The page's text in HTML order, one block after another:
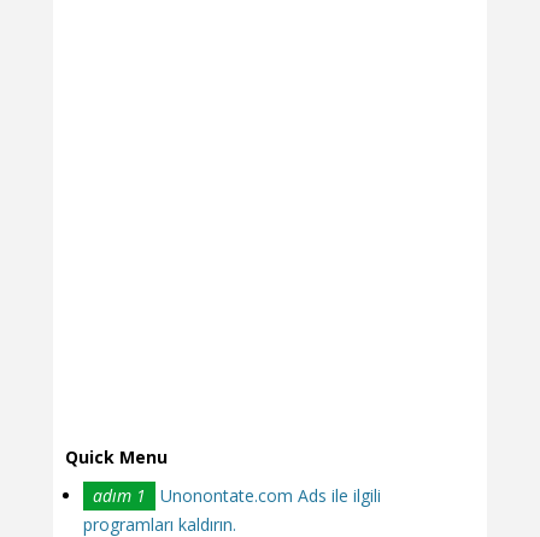
Quick Menu
adım 1
Unonontate.com Ads ile ilgili
programları kaldırın.